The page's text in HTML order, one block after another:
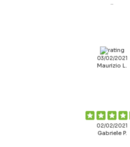
..
03/02/2021
Maurizio L.
02/02/2021
Gabriele P.